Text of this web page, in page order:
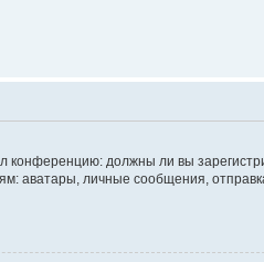
конференцию: должны ли вы
личные сообщения,